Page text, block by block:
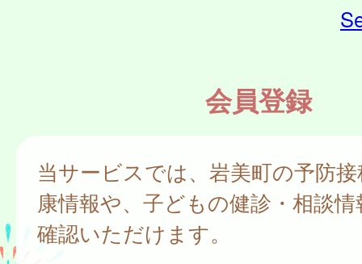
会員登録
当サービスでは、岩美町の予防
康情報や、子どもの健診・相談
確認いただけます。